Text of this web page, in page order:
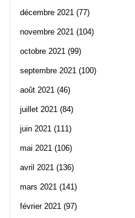
décembre 2021 (77)
novembre 2021 (104)
octobre 2021 (99)
septembre 2021 (100)
août 2021 (46)
juillet 2021 (84)
juin 2021 (111)
mai 2021 (106)
avril 2021 (136)
mars 2021 (141)
février 2021 (97)